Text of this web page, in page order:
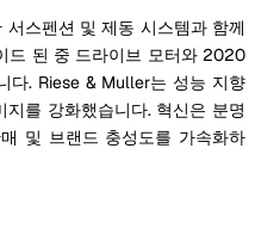
스펜션 및 제동 시스템과 함께
드 된 중 드라이브 모터와 2020
다. Riese & Muller는 성능 지향
를 강화했습니다. 혁신은 분명
및 브랜드 충성도를 가속화하